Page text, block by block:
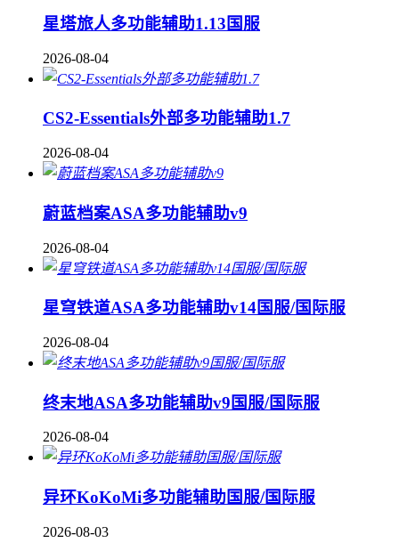
星塔旅人多功能辅助1.13国服
2026-08-04
CS2-Essentials外部多功能辅助1.7
2026-08-04
蔚蓝档案ASA多功能辅助v9
2026-08-04
星穹铁道ASA多功能辅助v14国服/国际服
2026-08-04
终末地ASA多功能辅助v9国服/国际服
2026-08-04
异环KoKoMi多功能辅助国服/国际服
2026-08-03